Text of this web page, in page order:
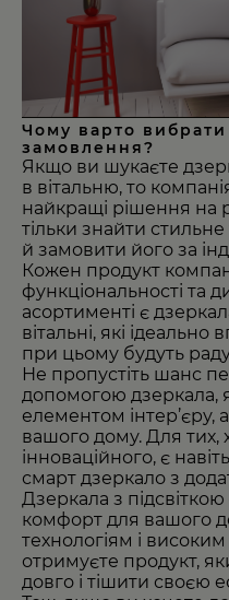
Чому варто вибрати
замовлення?
Якщо ви шукаєте
в вітальню, то
найкращі рішення на
тільки знайти
й замовити його за
Кожен продукт
функціональності та
асортименті є
вітальні, які ідеально
при цьому будуть
Не пропустіть шанс
допомогою дзеркала,
елементом
вашого дому. Для тих,
інноваційного, є
смарт дзеркало з
Дзеркала з
комфорт для вашого
технологіям і
отримуєте продукт,
довго і тішити своєю